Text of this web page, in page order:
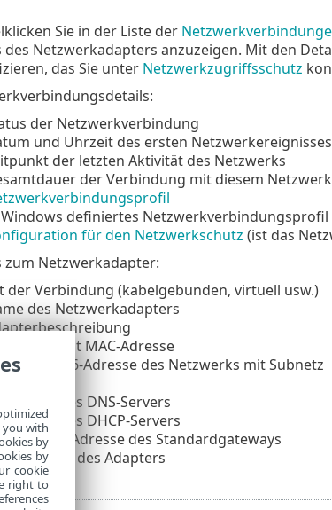
Sie in der Liste der
des Netzwerkadapters anzuzeigen. Mit den
das Sie unter Netzwerkzugriffsschutz
der Netzwerkverbindung
und Uhrzeit des ersten Netzwerkereignisses
der letzten Aktivität des Netzwerks
der Verbindung mit diesem Netzwerk
definiertes Netzwerkverbindungsprofil
für den Netzwerkschutz (ist das
zum Netzwerkadapter:
der Verbindung (kabelgebunden, virtuell usw.)
des Netzwerkadapters
Adresse mit MAC-Adresse
und IPv6-Adresse des Netzwerks mit Subnetz
Adresse des DNS-Servers
des DHCP-Servers
und MAC-Adresse des Standardgateways
Adresse des Adapters
you with
by
by
cookie
right to